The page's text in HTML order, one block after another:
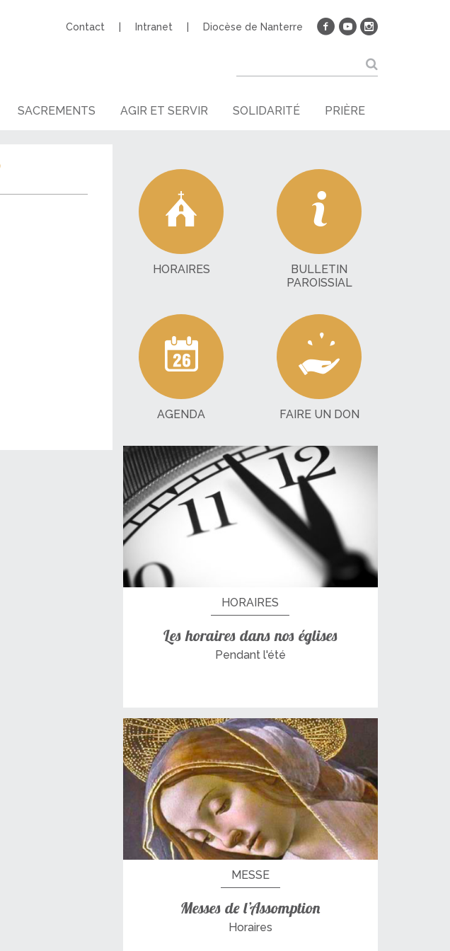
Contact Intranet Diocèse de Nanterre
SACREMENTS AGIR ET SERVIR SOLIDARITÉ PRIÈRE
HORAIRES
BULLETIN
PAROISSIAL
AGENDA FAIRE UN DON
HORAIRES
Les horaires dans nos églises
Pendant l'été
MESSE
Messes de l’Assomption
Horaires